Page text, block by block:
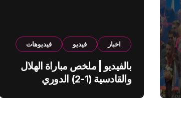
اخبار فيديو فيديوهات
بالفيديو | ملخص مباراة الهلال
والقادسية (1-2) الدوري